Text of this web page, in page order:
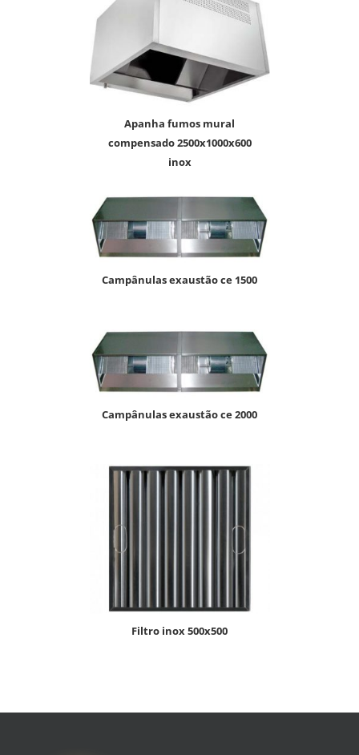
apanha fumos mural
compensado 2500x1000x600
inox
campânulas exaustão ce 1500
campânulas exaustão ce 2000
filtro inox 500x500